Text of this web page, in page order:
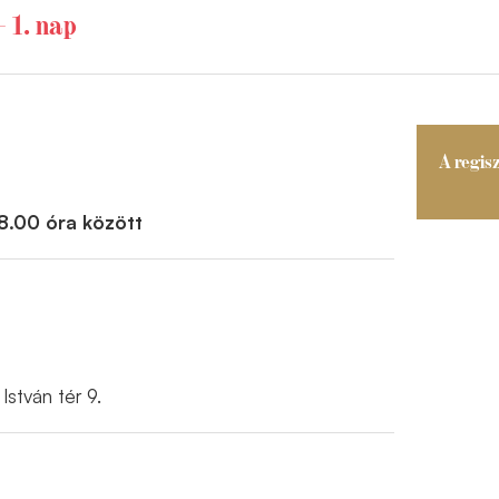
1. nap
A
óra között
tér 9.